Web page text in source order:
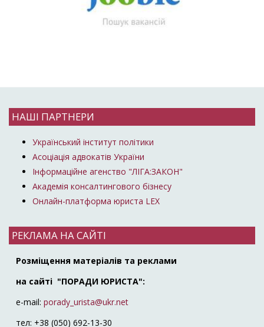
НАШІ ПАРТНЕРИ
Український інститут політики
Асоціація адвокатів України
Інформаційне агенство "ЛІГА:ЗАКОН"
Академія консалтингового бізнесу
Онлайн-платформа юриста LEX
РЕКЛАМА НА САЙТІ
Розміщення матеріалів та реклами
на сайті "ПОРАДИ ЮРИСТА":
e-mail: porady_urista@ukr.net
тел: +38 (050) 692-13-30